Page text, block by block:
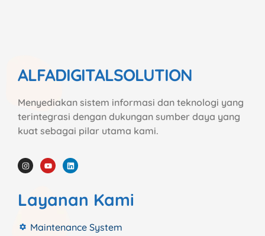
ALFADIGITALSOLUTION
Menyediakan sistem informasi dan teknologi yang
terintegrasi dengan dukungan sumber daya yang
kuat sebagai pilar utama kami.
Layanan Kami
Maintenance System